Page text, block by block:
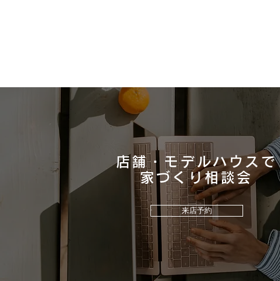
ウッドワン床材「コンビット
リアージュ 」の魅力をご紹介
店舗・モデルハウスで
​家づくり相談会
来店予約